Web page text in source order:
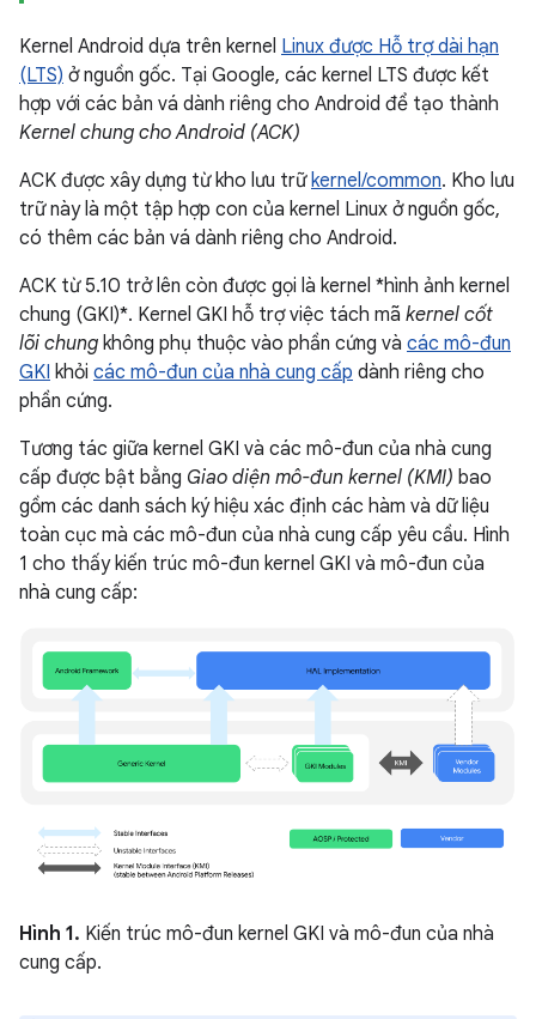
Kernel Android dựa trên kernel Linux được Hỗ trợ dài hạn
(LTS) ở nguồn gốc. Tại Google, các kernel LTS được kết
hợp với các bản vá dành riêng cho Android để tạo thành
Kernel chung cho Android (ACK)
ACK được xây dựng từ kho lưu trữkernel/common. Kho lưu
trữ này là một tập hợp con của kernel Linux ở nguồn gốc,
có thêm các bản vá dành riêng cho Android.
ACK từ 5.10 trở lên còn được gọi là kernel *hình ảnh kernel
chung (GKI)*. Kernel GKI hỗ trợ việc tách mã kernel cốt
lõi chung không phụ thuộc vào phần cứng và các mô-đun
GKI khỏi các mô-đun của nhà cung cấp dành riêng cho
phần cứng.
Tương tác giữa kernel GKI và các mô-đun của nhà cung
cấp được bật bằng Giao diện mô-đun kernel (KMI) bao
gồm các danh sách ký hiệu xác định các hàm và dữ liệu
toàn cục mà các mô-đun của nhà cung cấp yêu cầu. Hình
1 cho thấy kiến trúc mô-đun kernel GKI và mô-đun của
nhà cung cấp:
Hình 1. Kiến trúc mô-đun kernel GKI và mô-đun của nhà
cung cấp.